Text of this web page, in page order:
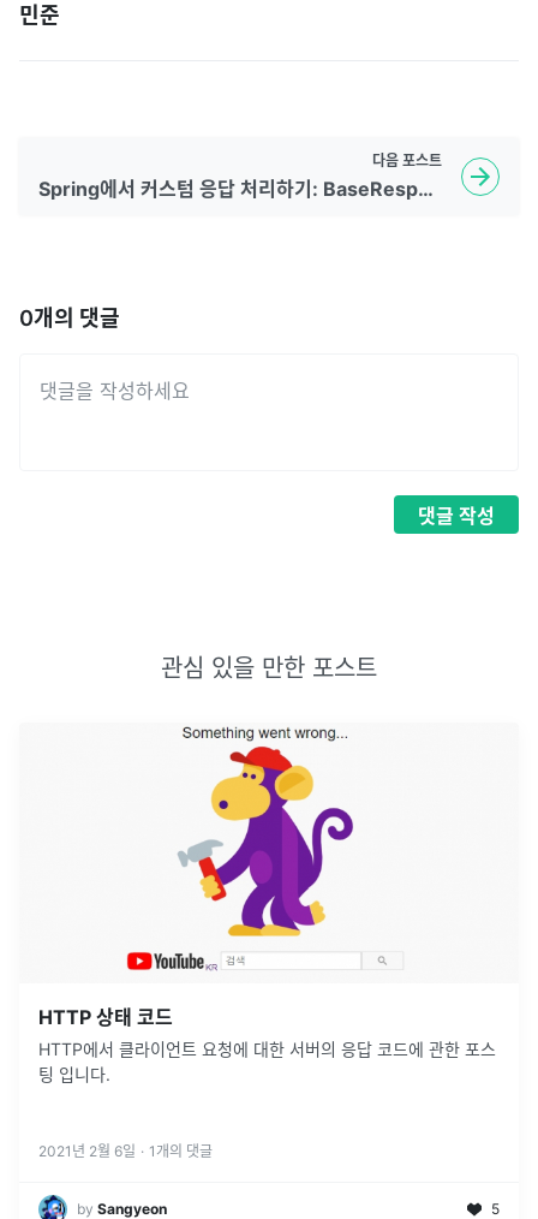
민준
다음 포스트
Spring에서 커스텀 응답 처리하기: BaseResponse와 ControllerAdvice 활용법
0개의 댓글
댓글 작성
관심 있을 만한 포스트
HTTP 상태 코드
HTTP에서 클라이언트 요청에 대한 서버의 응답 코드에 관한 포스
팅 입니다.
2021년 2월 6일 · 1 개의 댓글
by Sangyeon 5